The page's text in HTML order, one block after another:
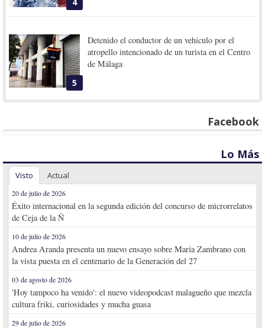
5
Detenido el conductor de un vehículo por el
atropello intencionado de un turista en el Centro
de Málaga
Facebook
Lo Más
Visto Actual
20 de julio de 2026
Éxito internacional en la segunda edición del concurso de microrrelatos
de Ceja de la Ñ
10 de julio de 2026
Andrea Aranda presenta un nuevo ensayo sobre María Zambrano con
la vista puesta en el centenario de la Generación del 27
03 de agosto de 2026
'Hoy tampoco ha venido': el nuevo videopodcast malagueño que mezcla
cultura friki, curiosidades y mucha guasa
29 de julio de 2026